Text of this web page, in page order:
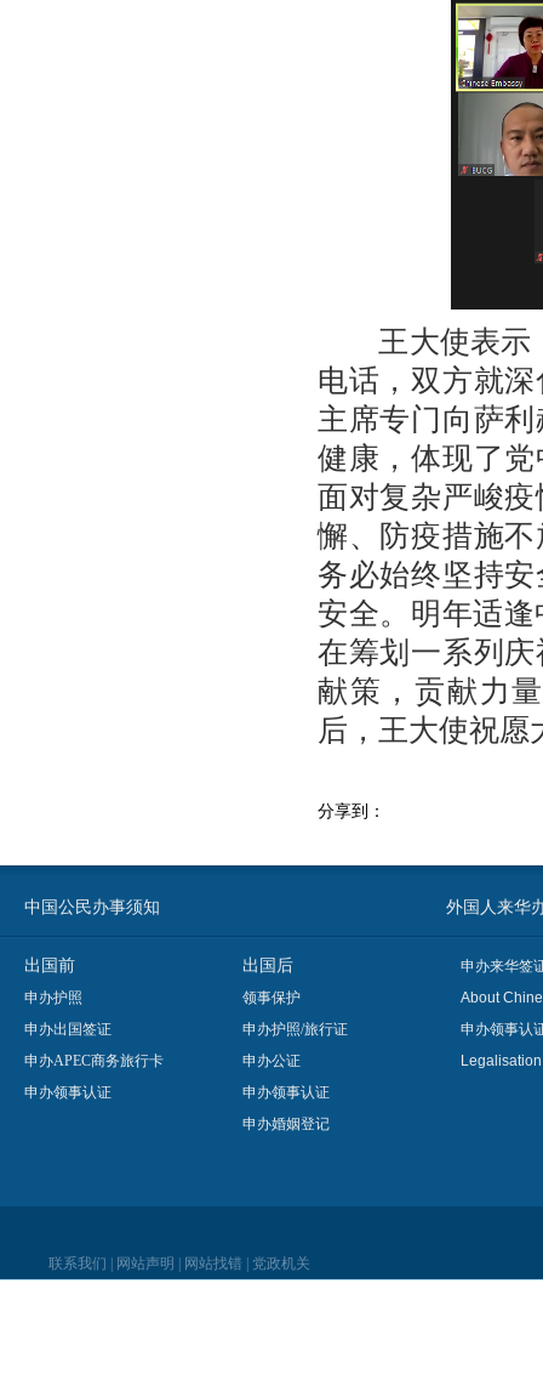
王大使表示，
电话，双方就
主席专门向萨
健康，体现了
面对复杂严峻
懈、防疫措施
务必始终坚持
安全。明年适
在筹划一系列
献策，贡献力
后，王大使祝
分享到：
中国公民办事须知 外国人来华
出国前
申办护照
申办出国签证
申办APEC商务旅行卡
申办领事认证
出国后
领事保护
申办护照/旅行证
申办公证
申办领事认证
申办婚姻登记
申办来华签
About
申办领事认
联系我们 网站声明 网站找错 党政机关